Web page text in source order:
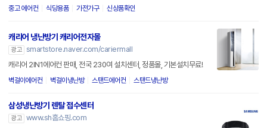
중고 에어컨 식당용품 가전가구 신상품확인
캐리어 냉난방기 캐리어전자몰
광고 smartstore.naver.com/cariermall
캐리어 2IN1에어컨 판매, 전국 230여 설치센터, 정품몰, 기본설치무료!
벽걸이에어컨 벽걸이냉난방 스탠드에어컨 스탠드냉난방
삼성냉난방기 렌탈 접수센터
광고 www.sh홈쇼핑.com